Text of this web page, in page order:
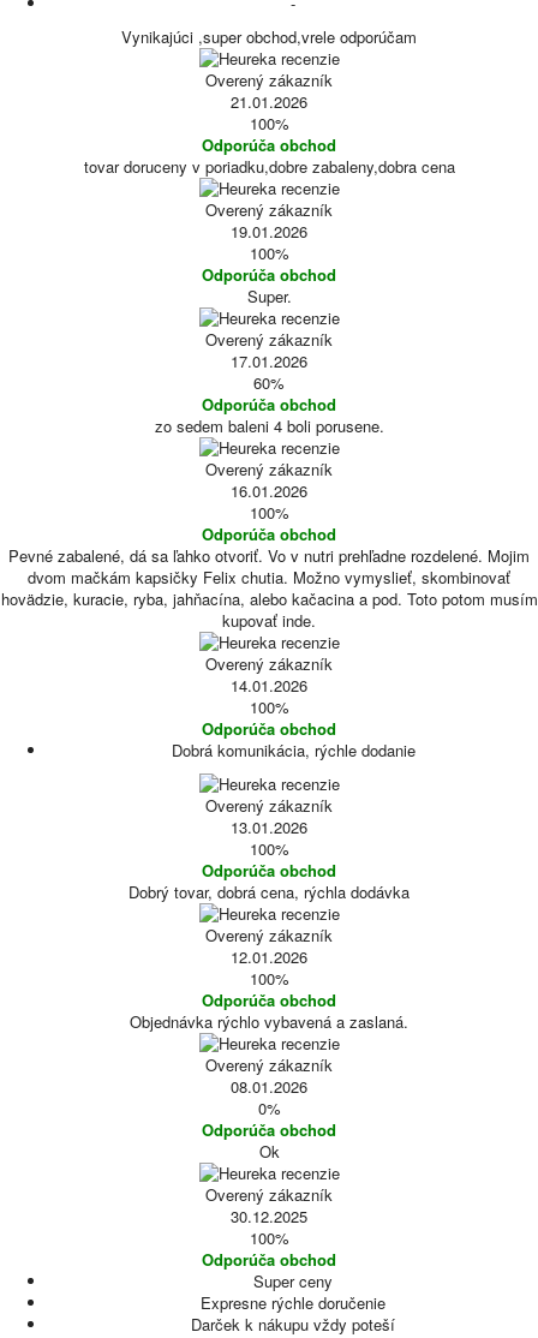
Vynikajúci ,super obchod,vrele odporúčam
Overený zákazník
21.01.2026
100%
Odporúča obchod
tovar doruceny v poriadku,dobre zabaleny,dobra cena
Overený zákazník
19.01.2026
100%
Odporúča obchod
Super.
Overený zákazník
17.01.2026
60%
Odporúča obchod
zo sedem baleni 4 boli porusene.
Overený zákazník
16.01.2026
100%
Odporúča obchod
Pevné zabalené, dá sa ľahko otvoriť. Vo v nutri prehľadne rozdelené. Mojim
dvom mačkám kapsičky Felix chutia. Možno vymyslieť, skombinovať
hovädzie, kuracie, ryba, jahňacína, alebo kačacina a pod. Toto potom musím
kupovať inde.
Overený zákazník
14.01.2026
100%
Odporúča obchod
Dobrá komunikácia, rýchle dodanie
Overený zákazník
13.01.2026
100%
Odporúča obchod
Dobrý tovar, dobrá cena, rýchla dodávka
Overený zákazník
12.01.2026
100%
Odporúča obchod
Objednávka rýchlo vybavená a zaslaná.
Overený zákazník
08.01.2026
0%
Odporúča obchod
Ok
Overený zákazník
30.12.2025
100%
Odporúča obchod
Super ceny
Expresne rýchle doručenie
Darček k nákupu vždy poteší